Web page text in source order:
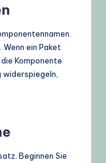
Wenn ein Paket
die Komponente
Beginnen Sie